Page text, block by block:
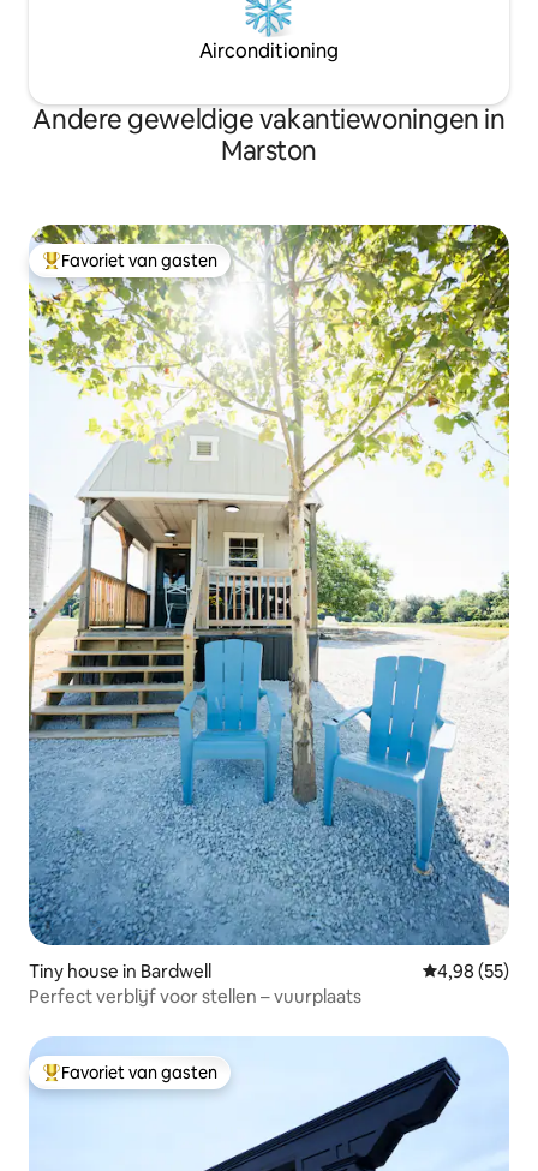
Airconditioning
Andere geweldige vakantiewoningen in
Marston
Topfavoriet van gasten
Favoriet van gasten
Tiny house in Bardwell Gemiddelde
4,98 (55)
Perfect verblijf voor stellen – vuurplaats
Topfavoriet van gasten
Favoriet van gasten